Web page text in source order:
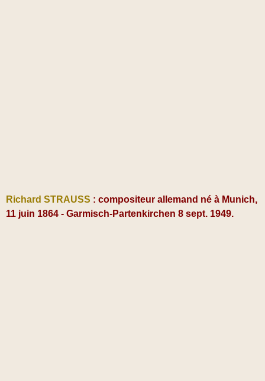
Richard STRAUSS : compositeur allemand né à Munich,
11 juin 1864 - Garmisch-Partenkirchen 8 sept. 1949.